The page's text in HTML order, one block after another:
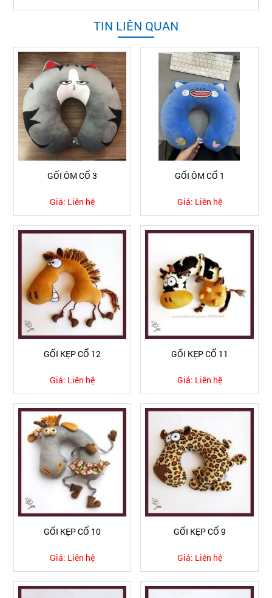
TIN LIÊN QUAN
GỐI ÔM CỔ 3
Giá: Liên hệ
GỐI ÔM CỔ 1
Giá: Liên hệ
GỐI KẸP CỔ 12
Giá: Liên hệ
GỐI KẸP CỔ 11
Giá: Liên hệ
GỐI KẸP CỔ 10
Giá: Liên hệ
GỐI KẸP CỔ 9
Giá: Liên hệ